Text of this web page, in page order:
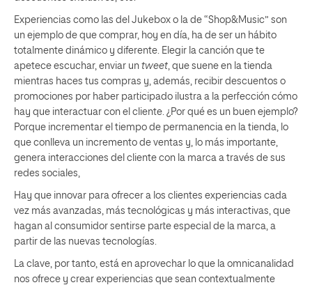
Experiencias como las del Jukebox o la de “Shop&Music” son
un ejemplo de que comprar, hoy en día, ha de ser un hábito
totalmente dinámico y diferente. Elegir la canción que te
apetece escuchar, enviar un tweet , que suene en la tienda
mientras haces tus compras y, además, recibir descuentos o
promociones por haber participado ilustra a la perfección cómo
hay que interactuar con el cliente. ¿Por qué es un buen ejemplo?
Porque incrementar el tiempo de permanencia en la tienda, lo
que conlleva un incremento de ventas y, lo más importante,
genera interacciones del cliente con la marca a través de sus
redes sociales,
Hay que innovar para ofrecer a los clientes experiencias cada
vez más avanzadas, más tecnológicas y más interactivas, que
hagan al consumidor sentirse parte especial de la marca, a
partir de las nuevas tecnologías.
La clave, por tanto, está en aprovechar lo que la omnicanalidad
nos ofrece y crear experiencias que sean contextualmente